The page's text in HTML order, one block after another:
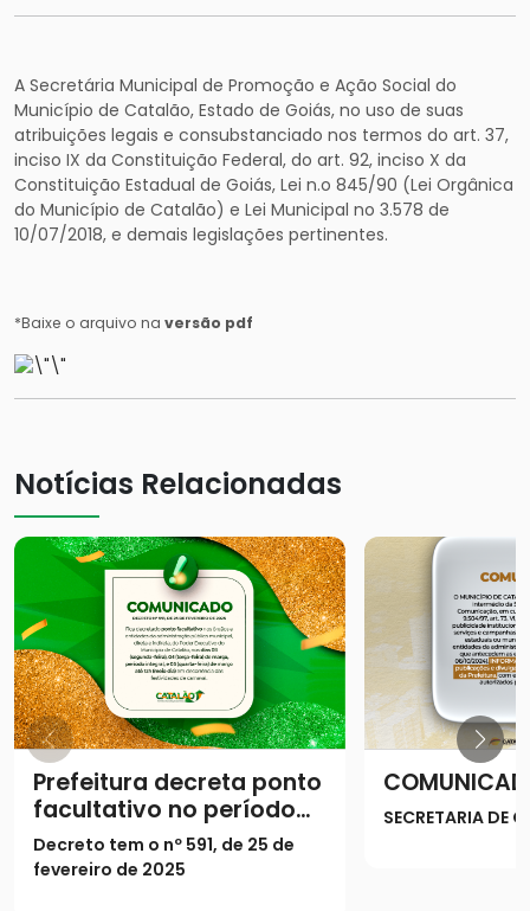
A Secretária Municipal de Promoção e Ação Social do
Município de Catalão, Estado de Goiás, no uso de suas
atribuições legais e consubstanciado nos termos do art. 37,
inciso IX da Constituição Federal, do art. 92, inciso X da
Constituição Estadual de Goiás, Lei n.o 845/90 (Lei Orgânica
do Município de Catalão) e Lei Municipal no 3.578 de
10/07/2018, e demais legislações pertinentes.
*Baixe o arquivo na versão pdf
Notícias Relacionadas
Prefeitura decreta ponto
facultativo no período
do Carnaval
Decreto tem o nº 591, de 25 de
fevereiro de 2025
SECRETARIA DE